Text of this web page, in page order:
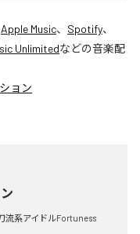
Apple Music、 Spotify、
Unlimitedなどの音楽配
ョン
流系アイドルFortuness